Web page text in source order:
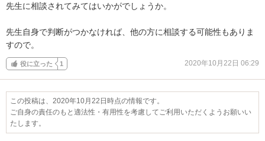
先生に相談されてみてはいかがでしょうか。
先生自身で判断がつかなければ、他の方に相談する可能性もありま
すので。
役に立った 1 2020年10月22日 06:29
この投稿は、2020年10月22日時点の情報です。
ご自身の責任のもと適法性・有用性を考慮してご利用いただくようお願いい
たします。